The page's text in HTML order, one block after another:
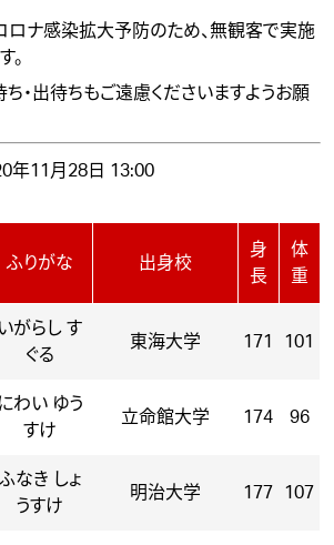
ナ感染拡大予防のため、無観客で実施
。
・出待ちもご遠慮くださいますようお願
年11月28日 13:00
ふりがな 出身校
身
長
体
重
いがらし す
ぐる
東海大学 171 101
にわい ゆう
すけ
立命館大学 174 96
ふなき しょ
うすけ
明治大学 177 107